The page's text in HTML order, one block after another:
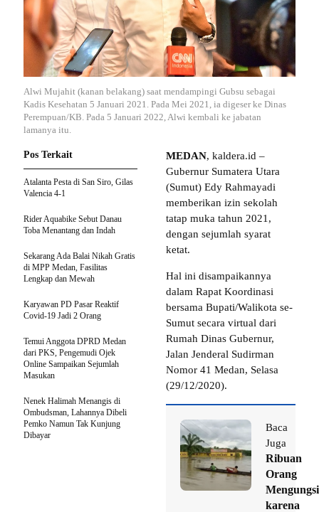
Alwi Mujahit (kanan belakang) saat mendampingi Gubsu sebagai
Kadis Kesehatan 5 Januari 2021. Pada Mei 2021, ia digeser ke Dinas
Perempuan/KB. Pada 5 Januari 2022, Alwi kembali ke jabatan
lamanya itu.
MEDAN, kaldera.id –
Gubernur Sumatera Utara
(Sumut) Edy Rahmayadi
memberikan izin sekolah
tatap muka tahun 2021,
dengan sejumlah syarat
ketat.
Hal ini disampaikannya
dalam Rapat Koordinasi
bersama Bupati/Walikota se-
Sumut secara virtual dari
Rumah Dinas Gubernur,
Jalan Jenderal Sudirman
Nomor 41 Medan, Selasa
(29/12/2020).
Baca
Juga
Ribuan
Orang
Mengungsi
karena
Pos Terkait
Atalanta Pesta di San Siro, Gilas
Valencia 4-1
Rider Aquabike Sebut Danau
Toba Menantang dan Indah
Sekarang Ada Balai Nikah Gratis
di MPP Medan, Fasilitas
Lengkap dan Mewah
Karyawan PD Pasar Reaktif
Covid-19 Jadi 2 Orang
Temui Anggota DPRD Medan
dari PKS, Pengemudi Ojek
Online Sampaikan Sejumlah
Masukan
Nenek Halimah Menangis di
Ombudsman, Lahannya Dibeli
Pemko Namun Tak Kunjung
Dibayar